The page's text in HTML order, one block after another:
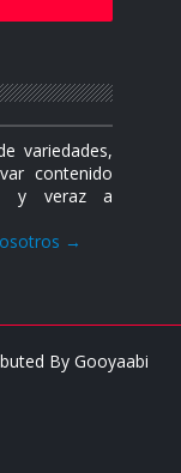
variedades,
contenido
y veraz a
→
ByGooyaabi